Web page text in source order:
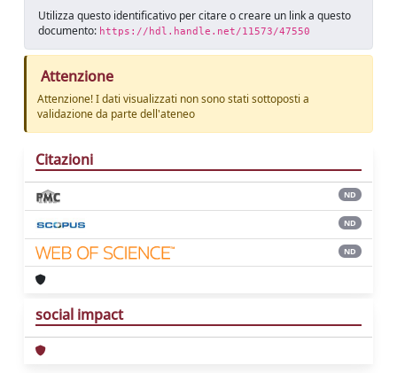
Utilizza questo identificativo per citare o creare un link a questo
documento: https://hdl.handle.net/11573/47550
Attenzione
Attenzione! I dati visualizzati non sono stati sottoposti a
validazione da parte dell'ateneo
Citazioni
ND
ND
ND
social impact